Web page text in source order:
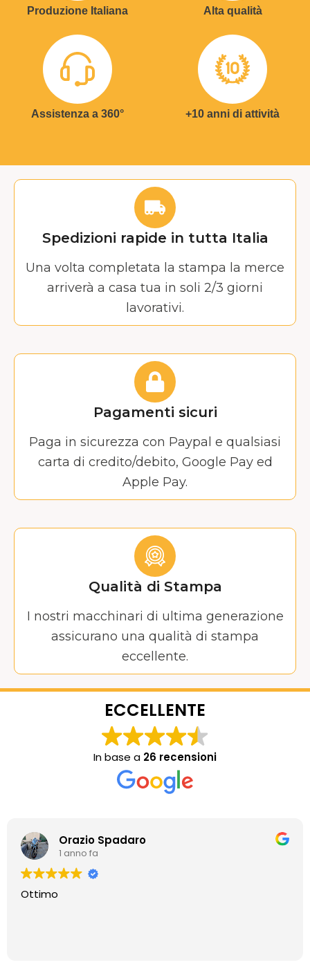
Produzione Italiana Alta qualità
Assistenza a 360° +10 anni di attività
Spedizioni rapide in tutta Italia
Una volta completata la stampa la merce
arriverà a casa tua in soli 2/3 giorni
lavorativi.
Pagamenti sicuri
Paga in sicurezza con Paypal e qualsiasi
carta di credito/debito, Google Pay ed
Apple Pay.
Qualità di Stampa
I nostri macchinari di ultima generazione
assicurano una qualità di stampa
eccellente.
ECCELLENTE
In base a 26 recensioni
Orazio Spadaro
1 anno fa
Ottimo